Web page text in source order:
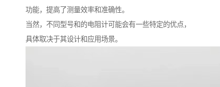
功能，提高了测量效率和准确性。
当然，不同型号和的电阻计可能会有一些特定的优点，
具体取决于其设计和应用场景。